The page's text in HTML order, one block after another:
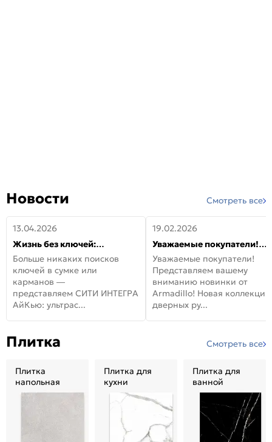
Новости Смотреть все
13.04.2026
Жизнь без ключей:
встречайте новую дверь
СИТИ ИНТЕГРА АйКью!
Больше никаких поисков
ключей в сумке или
карманов —
представляем СИТИ ИНТЕГРА
АйКью: ультрас...
19.02.2026
Уважаемые покупатели!
Представляем вашему
вниманию новинки от
Armadillo!
Уважаемые покупатели!
Представляем вашему
вниманию новинки от
Armadillo! Новая коллекция
дверных ру...
Плитка Смотреть все
Плитка
напольная
Плитка для
кухни
Плитка для
ванной